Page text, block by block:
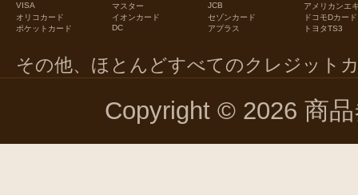
VISA マスター JCB
アメリカンエ
オリコカード
イオンカード セゾンカード
ドコモDカード
ポケットカード
DC アプラス トヨタTS3
その他、ほとんどすべてのクレジット
Copyright © 2026 商